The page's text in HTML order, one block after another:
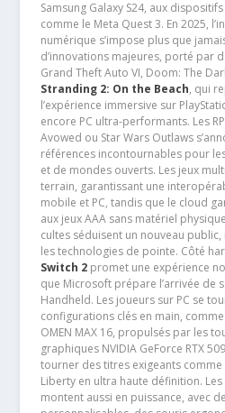
Samsung Galaxy S24, aux
comme le Meta Quest 3. En 2025,
numérique s’impose plus que
d’innovations majeures, porté par
Grand Theft Auto VI, Doom: The
Stranding 2: On the Beach, qui
l’expérience immersive sur
encore PC ultra-performants. Les
Avowed ou Star Wars Outlaws
références incontournables pour
et de mondes ouverts. Les jeux
terrain, garantissant une
mobile et PC, tandis que le cloud
aux jeux AAA sans matériel
cultes séduisent un nouveau
les technologies de pointe. Côté
Switch 2promet une expérience
que Microsoft prépare l’arrivée de
Handheld. Les joueurs sur PC se
configurations clés en main,
OMEN MAX 16, propulsés par les
graphiques NVIDIA GeForce RTX
tourner des titres exigeants
Liberty en ultra haute définition.
montent aussi en puissance, avec